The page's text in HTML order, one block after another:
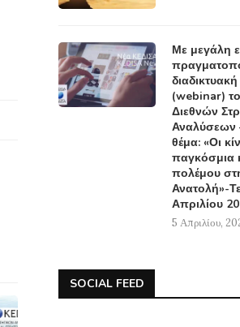
Με μεγάλη
(webinar)
Διεθνών
Αναλύσεων
θέμα: «Οι
παγκόσμια
πολέμου
Ανατολή»-
Απριλίου
5 Απριλίου,
SOCIAL FEED